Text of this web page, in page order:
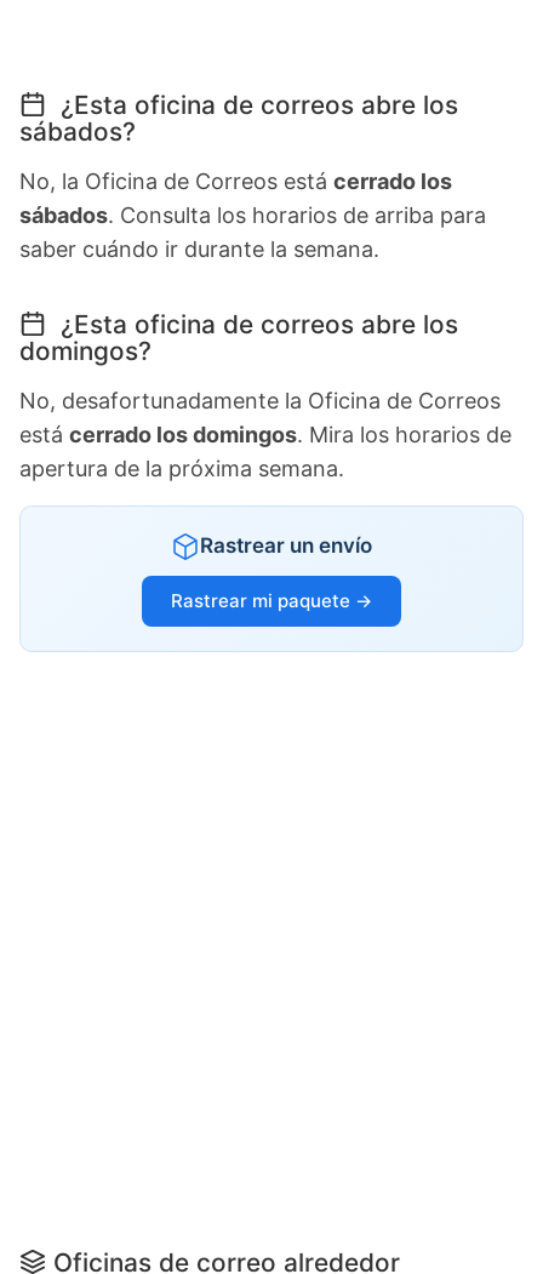
¿Esta oficina de correos abre los
sábados?
No, la Oficina de Correos está cerrado los
sábados. Consulta los horarios de arriba para
saber cuándo ir durante la semana.
¿Esta oficina de correos abre los
domingos?
No, desafortunadamente la Oficina de Correos
está cerrado los domingos. Mira los horarios de
apertura de la próxima semana.
Rastrear un envío
Rastrear mi paquete →
Oficinas de correo alrededor